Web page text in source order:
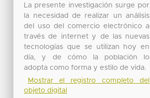
La presente investigación surge por
la necesidad de realizar un análisis
del uso del comercio electrónico a
través de internet y de las nuevas
tecnologías que se utilizan hoy en
día, y de cómo la población lo
adopta como forma y estilo de vida.
Mostrar el registro completo del
objeto digital